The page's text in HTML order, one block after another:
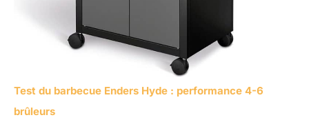
Test du barbecue Enders Hyde : performance 4-6
brûleurs